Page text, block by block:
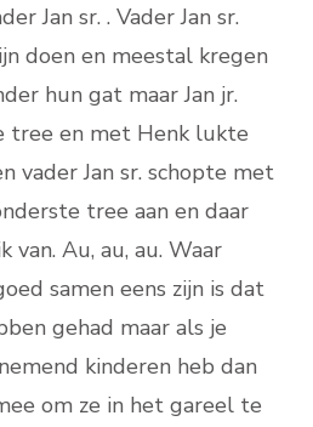
Jan sr. . Vader Jan sr.
doen en meestal kregen
hun gat maar Jan jr.
tree en met Henk lukte
vader Jan sr. schopte met
tree aan en daar
van. Au, au, au. Waar
samen eens zijn is dat
gehad maar als je
kinderen heb dan
om ze in het gareel te